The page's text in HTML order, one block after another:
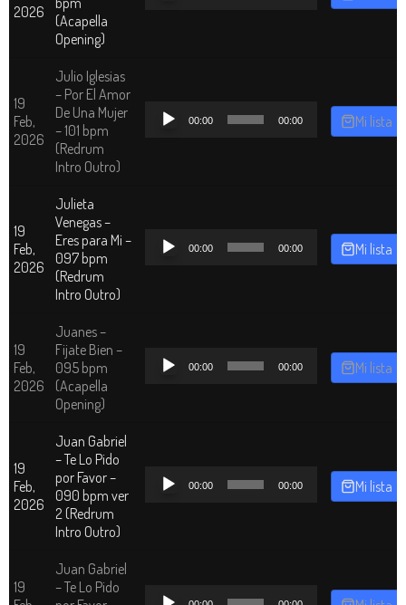
2026
(Acapella
Opening)
19
Feb,
2026
Julio Iglesias
– Por El Amor
De Una Mujer
– 101 bpm
(Redrum
Intro Outro)
Reproductor
00:00 00:00 Mi lista
19
Feb,
2026
Julieta
Venegas –
Eres para Mi –
097 bpm
(Redrum
Intro Outro)
Reproductor
00:00 00:00 Mi lista
19
Feb,
2026
Juanes –
Fijate Bien –
095 bpm
(Acapella
Opening)
Reproductor
00:00 00:00 Mi lista
19
Feb,
2026
Juan Gabriel
– Te Lo Pido
por Favor –
090 bpm ver
2 (Redrum
Intro Outro)
Reproductor
00:00 00:00 Mi lista
19
Juan Gabriel
– Te Lo Pido
Reproductor